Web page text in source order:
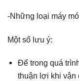
-Những loại máy
Một số lưu ý:
Để trong quá
thuận lợi khi vận